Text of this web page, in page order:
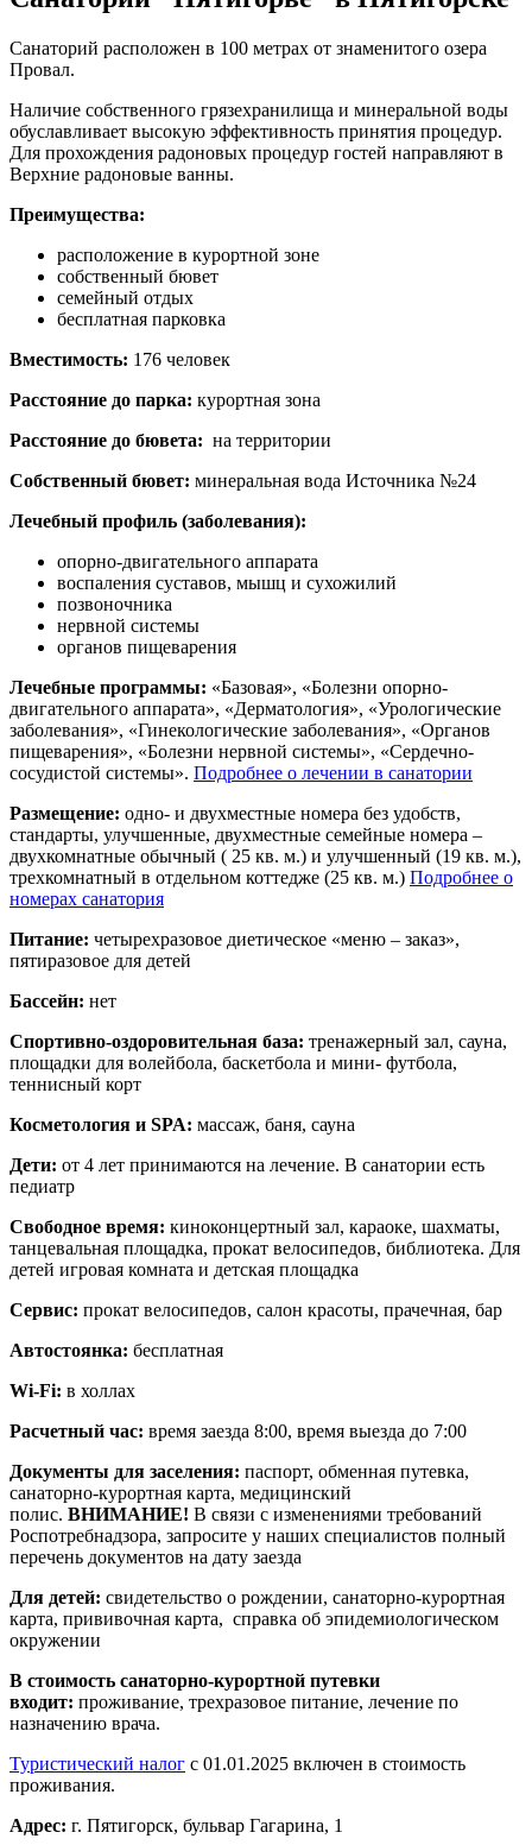
Санаторий расположен в 100 метрах от знаменитого озера
Провал.
Наличие собственного грязехранилища и минеральной воды
обуславливает высокую эффективность принятия процедур.
Для прохождения радоновых процедур гостей направляют в
Верхние радоновые ванны.
Преимущества:
расположение в курортной зоне
собственный бювет
семейный отдых
бесплатная парковка
Вместимость: 176 человек
Расстояние до парка: курортная зона
Расстояние до бювета: на территории
Собственный бювет: минеральная вода Источника №24
Лечебный профиль (заболевания):
опорно-двигательного аппарата
воспаления суставов, мышц и сухожилий
позвоночника
нервной системы
органов пищеварения
Лечебные программы: «Базовая», «Болезни опорно-
двигательного аппарата», «Дерматология», «Урологические
заболевания», «Гинекологические заболевания», «Органов
пищеварения», «Болезни нервной системы», «Сердечно-
сосудистой системы». Подробнее о лечении в санатории
Размещение: одно- и двухместные номера без удобств,
стандарты, улучшенные, двухместные семейные номера –
двухкомнатные обычный ( 25 кв. м.) и улучшенный (19 кв. м.),
трехкомнатный в отдельном коттедже (25 кв. м.) Подробнее о
номерах санатория
Питание: четырехразовое диетическое «меню – заказ»,
пятиразовое для детей
Бассейн: нет
Спортивно-оздоровительная база: тренажерный зал, сауна,
площадки для волейбола, баскетбола и мини- футбола,
теннисный корт
Косметология и SPA: массаж, баня, сауна
Дети: от 4 лет принимаются на лечение. В санатории есть
педиатр
Свободное время: киноконцертный зал, караоке, шахматы,
танцевальная площадка, прокат велосипедов, библиотека. Для
детей игровая комната и детская площадка
Сервис: прокат велосипедов, салон красоты, прачечная, бар
Автостоянка: бесплатная
Wi-Fi: в холлах
Расчетный час: время заезда 8:00, время выезда до 7:00
Документы для заселения: паспорт, обменная путевка,
санаторно-курортная карта, медицинский
полис. ВНИМАНИЕ! В связи с изменениями требований
Роспотребнадзора, запросите у наших специалистов полный
перечень документов на дату заезда
Для детей: свидетельство о рождении, санаторно-курортная
карта, прививочная карта, справка об эпидемиологическом
окружении
В стоимость санаторно-курортной путевки
входит: проживание, трехразовое питание, лечение по
назначению врача.
Туристический налог с 01.01.2025 включен в стоимость
проживания.
Адрес: г. Пятигорск, бульвар Гагарина, 1